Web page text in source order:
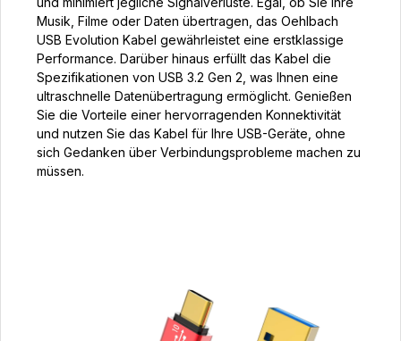
Musik, Filme oder Daten übertragen, das Oehlbach
USB Evolution Kabel gewährleistet eine erstklassige
Performance. Darüber hinaus erfüllt das Kabel die
Spezifikationen von USB 3.2 Gen 2, was Ihnen eine
ultraschnelle Datenübertragung ermöglicht. Genießen
Sie die Vorteile einer hervorragenden Konnektivität
und nutzen Sie das Kabel für Ihre USB-Geräte, ohne
sich Gedanken über Verbindungsprobleme machen zu
müssen.